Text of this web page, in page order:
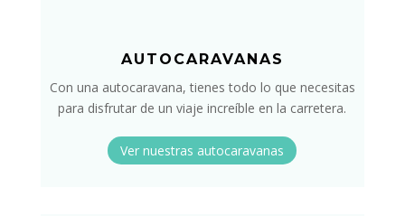
AUTOCARAVANAS
Con una autocaravana, tienes todo lo que necesitas
para disfrutar de un viaje increíble en la carretera.
Ver nuestras autocaravanas